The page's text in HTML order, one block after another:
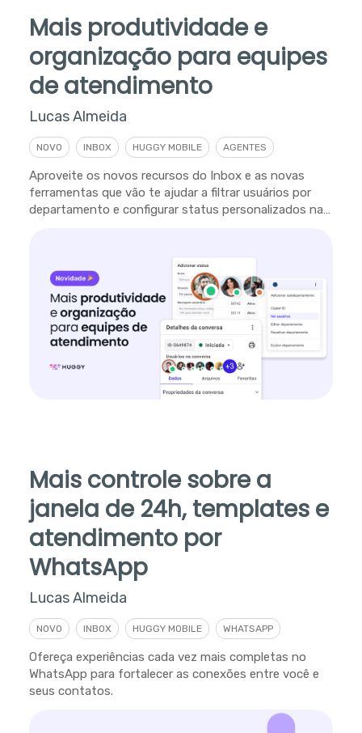
Mais produtividade e
organização para equipes
de atendimento
Lucas Almeida
NOVO INBOX HUGGY MOBILE AGENTES
Aproveite os novos recursos do Inbox e as novas
ferramentas que vão te ajudar a filtrar usuários por
departamento e configurar status personalizados na
Mais controle sobre a
janela de 24h, templates e
atendimento por
WhatsApp
Lucas Almeida
NOVO INBOX HUGGY MOBILE WHATSAPP
Ofereça experiências cada vez mais completas no
WhatsApp para fortalecer as conexões entre você e
seus contatos.